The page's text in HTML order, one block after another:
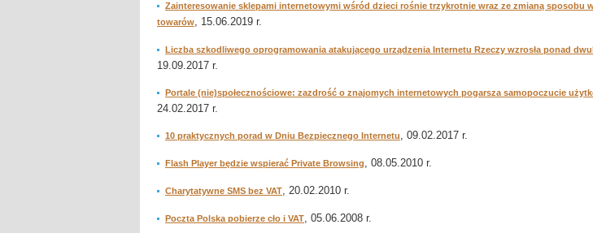
Zainteresowanie sklepami internetowymi wśród dzieci rośnie trzykrotnie wraz ze zmianą sposobu
towarów, 15.06.2019 r.
Liczba szkodliwego oprogramowania atakującego urządzenia Internetu Rzeczy wzrosła ponad
19.09.2017 r.
Portale (nie)społecznościowe: zazdrość o znajomych internetowych pogarsza samopoczucie
24.02.2017 r.
10 praktycznych porad w Dniu Bezpiecznego Internetu, 09.02.2017 r.
Flash Player będzie wspierać Private Browsing, 08.05.2010 r.
Charytatywne SMS bez VAT, 20.02.2010 r.
Poczta Polska pobierze cło i VAT, 05.06.2008 r.